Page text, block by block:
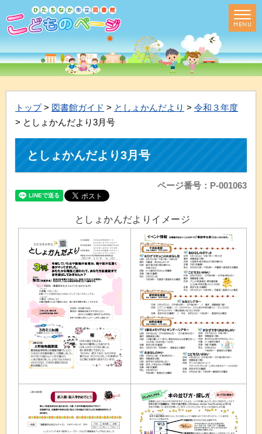
トップ> 図書館ガイド > としょかんだより > 令和３年度
> としょかんだより3月号
としょかんだより3月号
ページ番号：P-001063
としょかんだよりイメージ